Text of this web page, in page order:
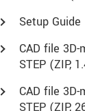
Setup
CAD file 3D-
STEP (ZIP,
CAD file 3D-
STEP (ZIP,